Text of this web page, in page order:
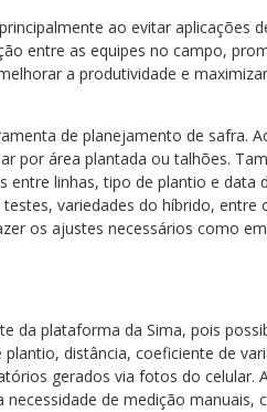
ao evitar aplicações
entre as equipes no campo,
a produtividade e
de planejamento de safra.
por área plantada ou talhões.
entre linhas, tipo de plantio e data
variedades do híbrido, entre
os ajustes necessários como
da plataforma da Sima, pois
distância, coeficiente de
gerados via fotos do celular.
de medição manuais,